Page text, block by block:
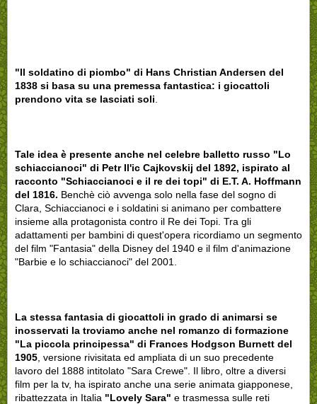
"Il soldatino di piombo" di Hans Christian Andersen del
1838 si basa su una premessa fantastica: i giocattoli
prendono vita se lasciati soli
Tale idea è presente anche nel celebre balletto russo "Lo
schiaccianoci" di Petr Il'ic Cajkovskij del 1892, ispirato al
racconto "Schiaccianoci e il re dei topi" di E.T. A. Hoffmann
del 1816. Benchè ciò avvenga solo nella fase del sogno di
Clara, Schiaccianoci e i soldatini si animano per combattere
insieme alla protagonista contro il Re dei Topi. Tra gli
adattamenti per bambini di quest'opera ricordiamo un segmento
del film "Fantasia" della Disney del 1940 e il film d'animazione
"Barbie e lo schiaccianoci" del 2001.
La stessa fantasia di giocattoli in grado di animarsi se
inosservati la troviamo anche nel romanzo di formazione
"La piccola principessa" di Frances Hodgson Burnett del
1905 , versione rivisitata ed ampliata di un suo precedente
lavoro del 1888 intitolato "Sara Crewe". Il libro, oltre a diversi
film per la tv, ha ispirato anche una serie animata giapponese,
ribattezzata in Italia "Lovely Sara" e trasmessa sulle reti